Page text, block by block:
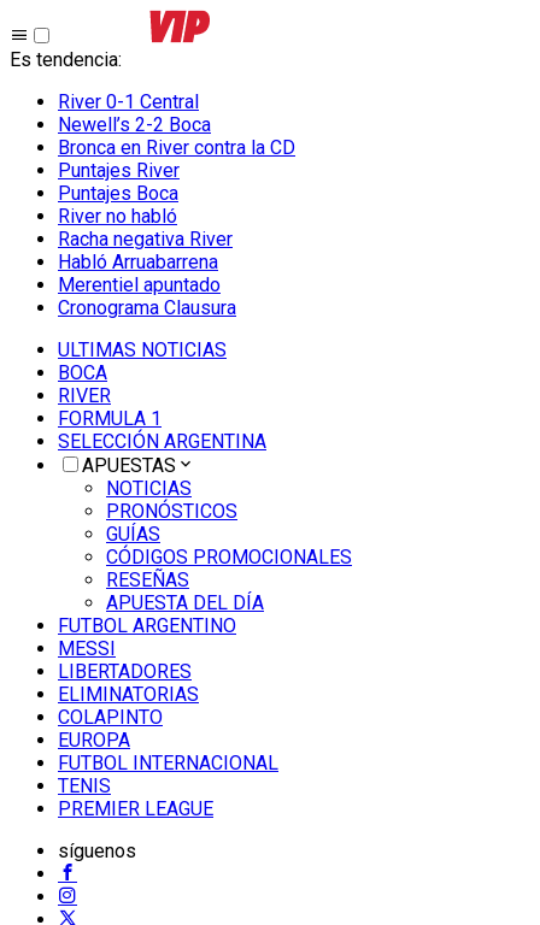
Es tendencia:
River 0-1 Central
Newell’s 2-2 Boca
Bronca en River contra la CD
Puntajes River
Puntajes Boca
River no habló
Racha negativa River
Habló Arruabarrena
Merentiel apuntado
Cronograma Clausura
ULTIMAS NOTICIAS
BOCA
RIVER
FORMULA 1
SELECCIÓN ARGENTINA
APUESTAS
NOTICIAS
PRONÓSTICOS
GUÍAS
CÓDIGOS PROMOCIONALES
RESEÑAS
APUESTA DEL DÍA
FUTBOL ARGENTINO
MESSI
LIBERTADORES
ELIMINATORIAS
COLAPINTO
EUROPA
FUTBOL INTERNACIONAL
TENIS
PREMIER LEAGUE
síguenos